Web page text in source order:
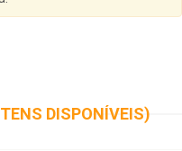
DISPONÍVEIS)